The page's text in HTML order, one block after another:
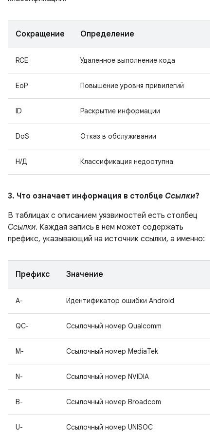
Сокращение Определение
RCE Удаленное выполнение кода
EoP Повышение уровня привилегий
ID Раскрытие информации
DoS Отказ в обслуживании
Н/Д Классификация недоступна
3. Что означает информация в столбце Ссылки?
В таблицах с описанием уязвимостей есть столбец
Ссылки. Каждая запись в нем может содержать
префикс, указывающий на источник ссылки, а именно:
Префикс Значение
A- Идентификатор ошибки Android
QC- Ссылочный номер Qualcomm
M- Ссылочный номер MediaTek
N- Ссылочный номер NVIDIA
B- Ссылочный номер Broadcom
U- Ссылочный номер UNISOC